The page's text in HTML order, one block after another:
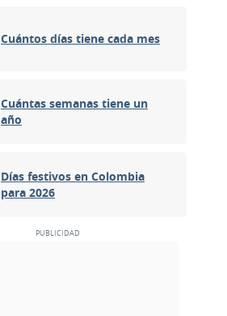
Cuántos días tiene cada mes
Cuántas semanas tiene un
año
Días festivos en Colombia
para 2026